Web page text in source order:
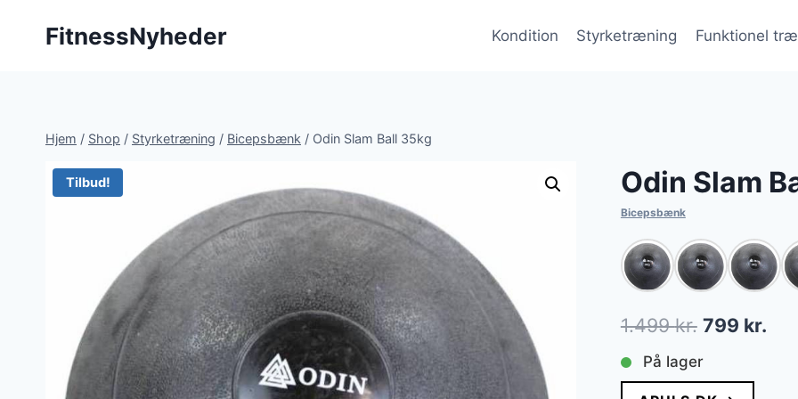
FitnessNyheder Kondition Styrketræning Funktionel
Hjem / Shop / Styrketræning / Bicepsbænk / Odin Slam Ball 35kg
Tilbud! Odin Slam
Bicepsbænk
1.499kr. Den
pris
799 kr.
På lager